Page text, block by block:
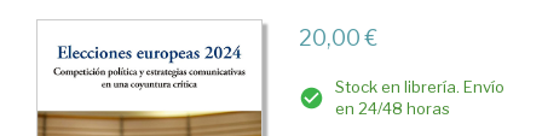
20,00 €
Stock en librería. Envío
en 24/48 horas